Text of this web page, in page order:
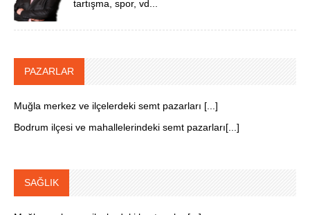
tartışma, spor, vd...
PAZARLAR
Muğla merkez ve ilçelerdeki semt pazarları [...]
Bodrum ilçesi ve mahallelerindeki semt pazarları[...]
SAĞLIK